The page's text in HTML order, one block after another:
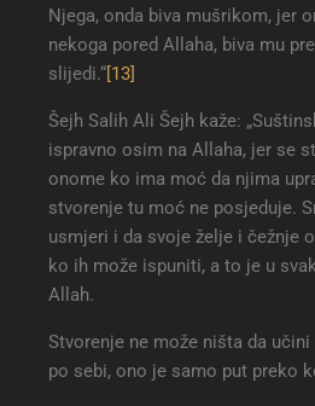
Njega, onda biva mušrikom, jer
nekoga pored Allaha, biva mu
slijedi.“[13]
Šejh Salih Ali Šejh kaže:
ispravno osim na Allaha, jer se
onome ko ima moć da njima
stvorenje tu moć ne posjeduje.
usmjeri i da svoje želje i čežnje
ko ih može ispuniti, a to je u
Allah.
Stvorenje ne može ništa da
po sebi, ono je samo put preko